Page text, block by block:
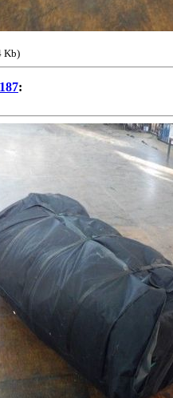
Kb)
187: